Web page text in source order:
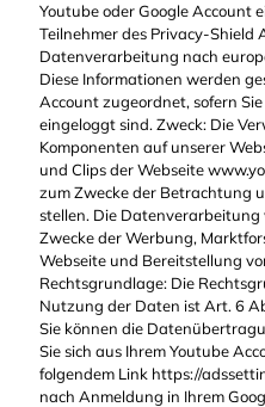
Youtube oder Google Account
Teilnehmer des Privacy-Shield
Datenverarbeitung nach
Diese Informationen werden
Account zugeordnet, sofern
eingeloggt sind. Zweck: Die
Komponenten auf unserer
und Clips der Webseite
zum Zwecke der Betrachtung
stellen. Die Datenverarbeitung
Zwecke der Werbung,
Webseite und Bereitstellung
Rechtsgrundlage: Die
Nutzung der Daten ist Art. 6
Sie können die
Sie sich aus Ihrem Youtube
folgendem Link https://
nach Anmeldung in Ihrem